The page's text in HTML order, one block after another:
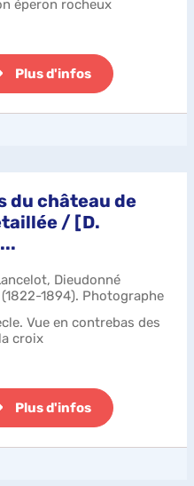
éperon rocheux
Plus d'infos
du château de
/ [D.
Dieudonné
1894). Photographe
Vue en contrebas des
croix
Plus d'infos